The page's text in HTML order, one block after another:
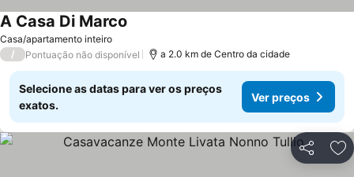
Casa/apartamento inteiro
A Casa Di Marco
/ Pontuação não disponível a 2.0 km de Centro da cidade
Selecione as datas para ver os preços
exatos.
Ver preços
Partilhar